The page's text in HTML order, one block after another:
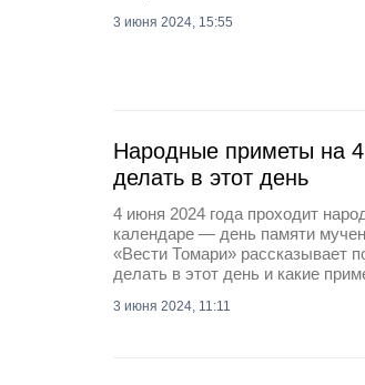
3 июня 2024, 15:55
Народные приметы на
делать в этот день
4 июня 2024 года проходит
календаре — день памяти
«Вести Томари» рассказывает
делать в этот день и какие
3 июня 2024, 11:11